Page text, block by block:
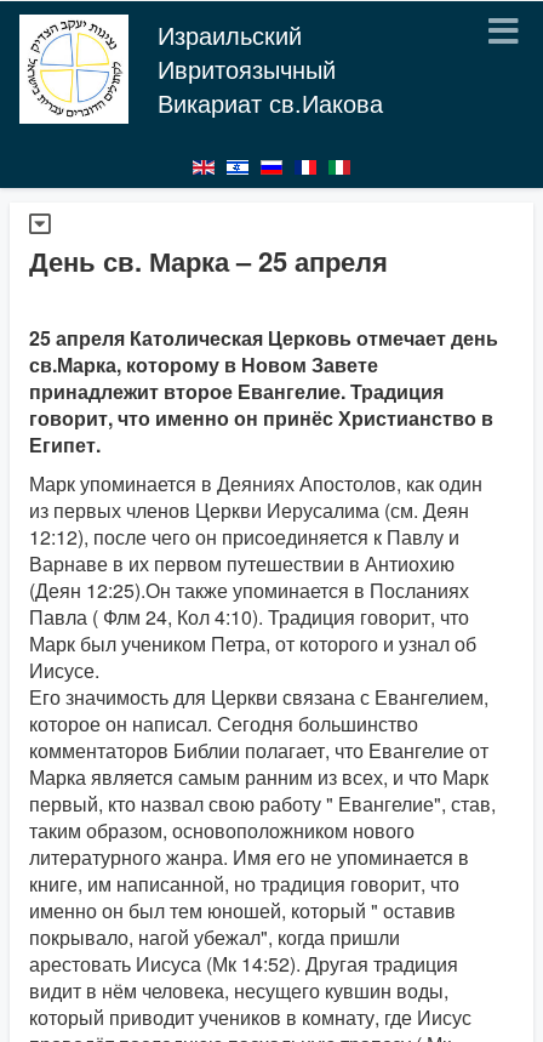
Израильский
Ивритоязычный
Викариат св.Иакова
День св. Марка – 25 апреля
25 апреля Католическая Церковь отмечает день
св.Марка, которому в Новом Завете
принадлежит второе Евангелие. Традиция
говорит, что именно он принёс Христианство в
Египет.
Марк упоминается в Деяниях Апостолов, как один
из первых членов Церкви Иерусалима (см. Деян
12:12), после чего он присоединяется к Павлу и
Варнаве в их первом путешествии в Антиохию
(Деян 12:25).Он также упоминается в Посланиях
Павла ( Флм 24, Кол 4:10). Традиция говорит, что
Марк был учеником Петра, от которого и узнал об
Иисусе.
Его значимость для Церкви связана с Евангелием,
которое он написал. Сегодня большинство
комментаторов Библии полагает, что Евангелие от
Марка является самым ранним из всех, и что Марк
первый, кто назвал свою работу " Евангелие", став,
таким образом, основоположником нового
литературного жанра. Имя его не упоминается в
книге, им написанной, но традиция говорит, что
именно он был тем юношей, который " оставив
покрывало, нагой убежал", когда пришли
арестовать Иисуса (Мк 14:52). Другая традиция
видит в нём человека, несущего кувшин воды,
который приводит учеников в комнату, где Иисус